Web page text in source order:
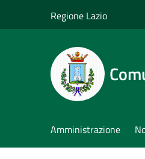
Regione Lazio
Amministrazione